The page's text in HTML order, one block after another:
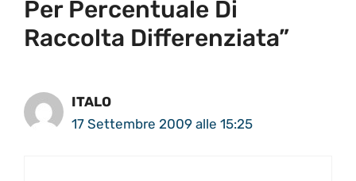
Per Percentuale Di
Raccolta Differenziata”
ITALO
17 Settembre 2009 alle 15:25